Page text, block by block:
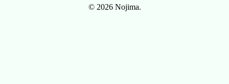
© 2026 Nojima.